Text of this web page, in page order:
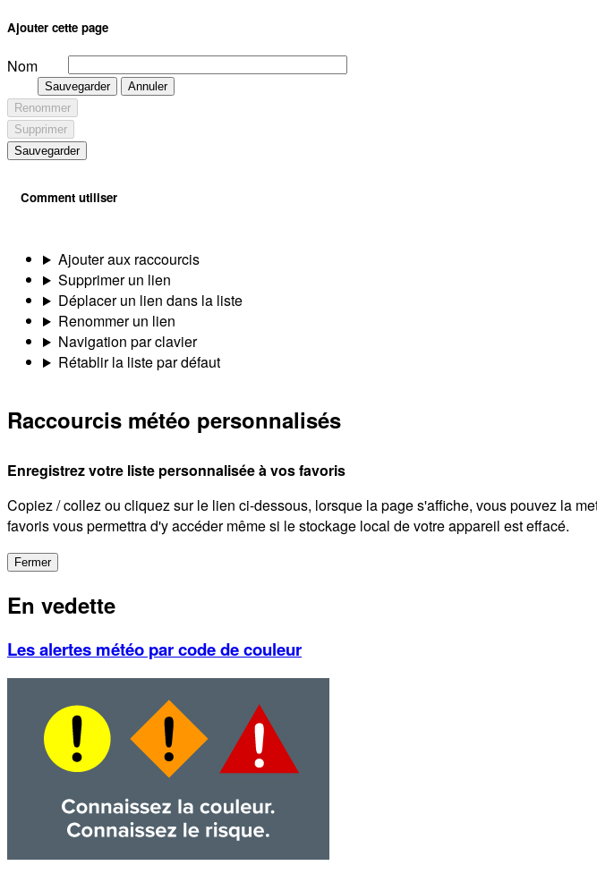
Ajouter cette page
Nom
Sauvegarder
Annuler
Renommer
Supprimer
Sauvegarder
Comment utiliser
Ajouter aux raccourcis
Supprimer un lien
Déplacer un lien dans la liste
Renommer un lien
Navigation par clavier
Rétablir la liste par défaut
Raccourcis météo personnalisés
Enregistrez votre liste personnalisée à vos favoris
Copiez / collez ou cliquez sur le lien ci-dessous, lorsque la page s'affiche, vous pouvez la
favoris vous permettra d'y accéder même si le stockage local de votre appareil est effacé.
Fermer
En vedette
Les alertes météo par code de couleur